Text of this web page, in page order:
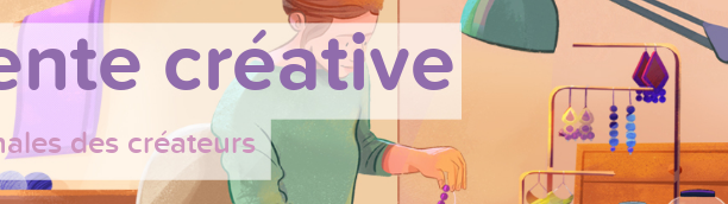
créative
des créateurs